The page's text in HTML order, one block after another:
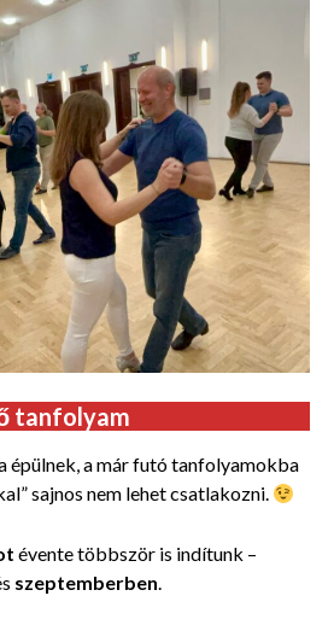
tanfolyam
épülnek, a már futó tanfolyamokba
sajnos nem lehet csatlakozni.
évente többször is indítunk –
szeptemberben.